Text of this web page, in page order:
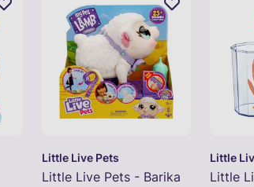
Little Live Pets
Little Live Pets - Barika
Little
Little